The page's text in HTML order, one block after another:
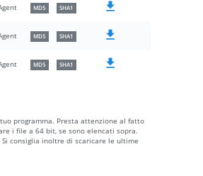
MD5 SHA1
MD5 SHA1
MD5 SHA1
programma. Presta attenzione al fatto
i file a 64 bit, se sono elencati sopra.
consiglia inoltre di scaricare le ultime